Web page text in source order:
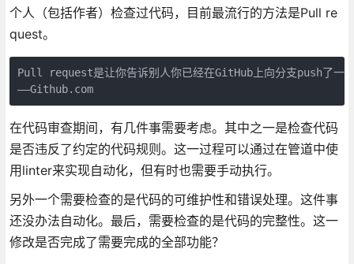
个人（包括作者）检查过代码，目前最流行的方法是Pull re
quest。
Pull request是让你告诉别人你已经在GitHub上向分支push了一
——Github.com
在代码审查期间，有几件事需要考虑。其中之一是检查代码
是否违反了约定的代码规则。这一过程可以通过在管道中使
用linter来实现自动化，但有时也需要手动执行。
另外一个需要检查的是代码的可维护性和错误处理。这件事
还没办法自动化。最后，需要检查的是代码的完整性。这一
修改是否完成了需要完成的全部功能？